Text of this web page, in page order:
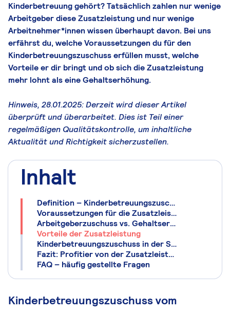
Kinderbetreuung gehört? Tatsächlich zahlen nur wenige
Arbeitgeber diese Zusatzleistung und nur wenige
Arbeitnehmer*innen wissen überhaupt davon. Bei uns
erfährst du, welche Voraussetzungen du für den
Kinderbetreuungszuschuss erfüllen musst, welche
Vorteile er dir bringt und ob sich die Zusatzleistung
mehr lohnt als eine Gehaltserhöhung.
Hinweis, 28.01.2025: Derzeit wird dieser Artikel
überprüft und überarbeitet. Dies ist Teil einer
regelmäßigen Qualitätskontrolle, um inhaltliche
Aktualität und Richtigkeit sicherzustellen.
Inhalt
Definition – Kinderbetreuungszuschuss
Voraussetzungen für die Zusatzleistung
Arbeitgeberzuschuss vs. Gehaltserhöhung
Vorteile der Zusatzleistung
Kinderbetreuungszuschuss in der Steuererklärung
Fazit: Profitier von der Zusatzleistung
FAQ – häufig gestellte Fragen
Kinderbetreuungszuschuss vom